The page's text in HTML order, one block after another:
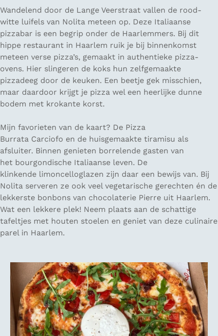
Wandelend door de Lange Veerstraat vallen de rood-
witte luifels van Nolita meteen op. Deze Italiaanse
pizzabar is een begrip onder de Haarlemmers. Bij dit
hippe restaurant in Haarlem ruik je bij binnenkomst
meteen verse pizza’s, gemaakt in authentieke pizza-
ovens. Hier slingeren de koks hun zelfgemaakte
pizzadeeg door de keuken. Een beetje gek misschien,
maar daardoor krijgt je pizza wel een heerlijke dunne
bodem met krokante korst.
Mijn favorieten van de kaart? De Pizza
Burrata Carciofo en de huisgemaakte tiramisu als
afsluiter. Binnen genieten borrelende gasten van
het bourgondische Italiaanse leven. De
klinkende limoncelloglazen zijn daar een bewijs van. Bij
Nolita serveren ze ook veel vegetarische gerechten én de
lekkerste bonbons van chocolaterie Pierre uit Haarlem.
Wat een lekkere plek! Neem plaats aan de schattige
tafeltjes met houten stoelen en geniet van deze culinaire
parel in Haarlem.